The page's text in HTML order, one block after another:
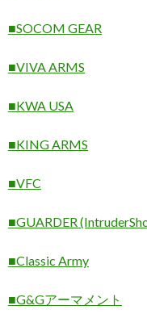
■SOCOM GEAR
■VIVA ARMS
■KWA USA
■KING ARMS
■VFC
■GUARDER
■Classic Army
■G&Gアーマメント